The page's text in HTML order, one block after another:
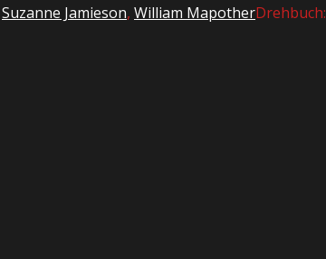
Suzanne Jamieson, William MapotherDrehbuch: